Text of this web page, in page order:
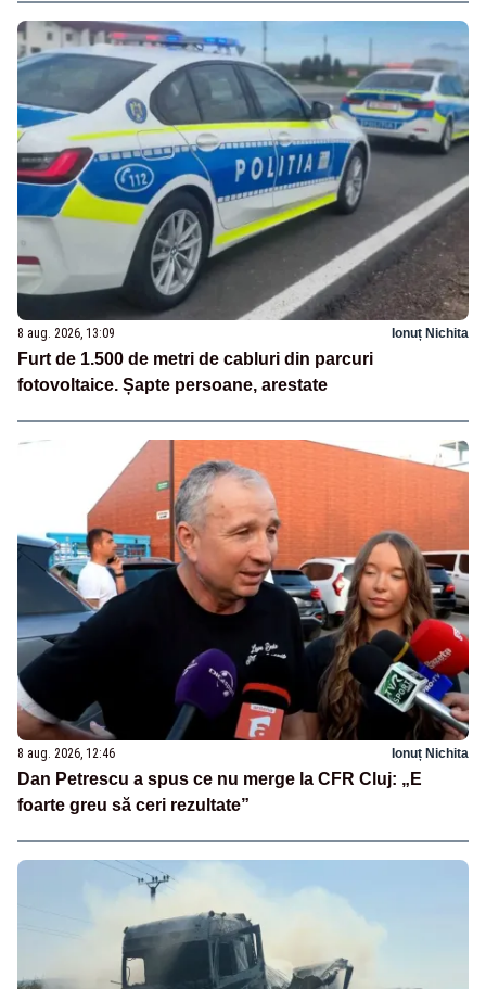
8 aug. 2026, 13:09 Ionuț Nichita
Furt de 1.500 de metri de cabluri din parcuri
fotovoltaice. Șapte persoane, arestate
8 aug. 2026, 12:46 Ionuț Nichita
Dan Petrescu a spus ce nu merge la CFR Cluj: „E
foarte greu să ceri rezultate”